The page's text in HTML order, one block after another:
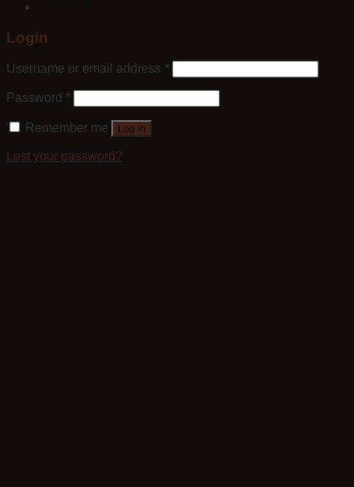
Login
Username or email address *
Password *
Remember me Log in
Lost your password?